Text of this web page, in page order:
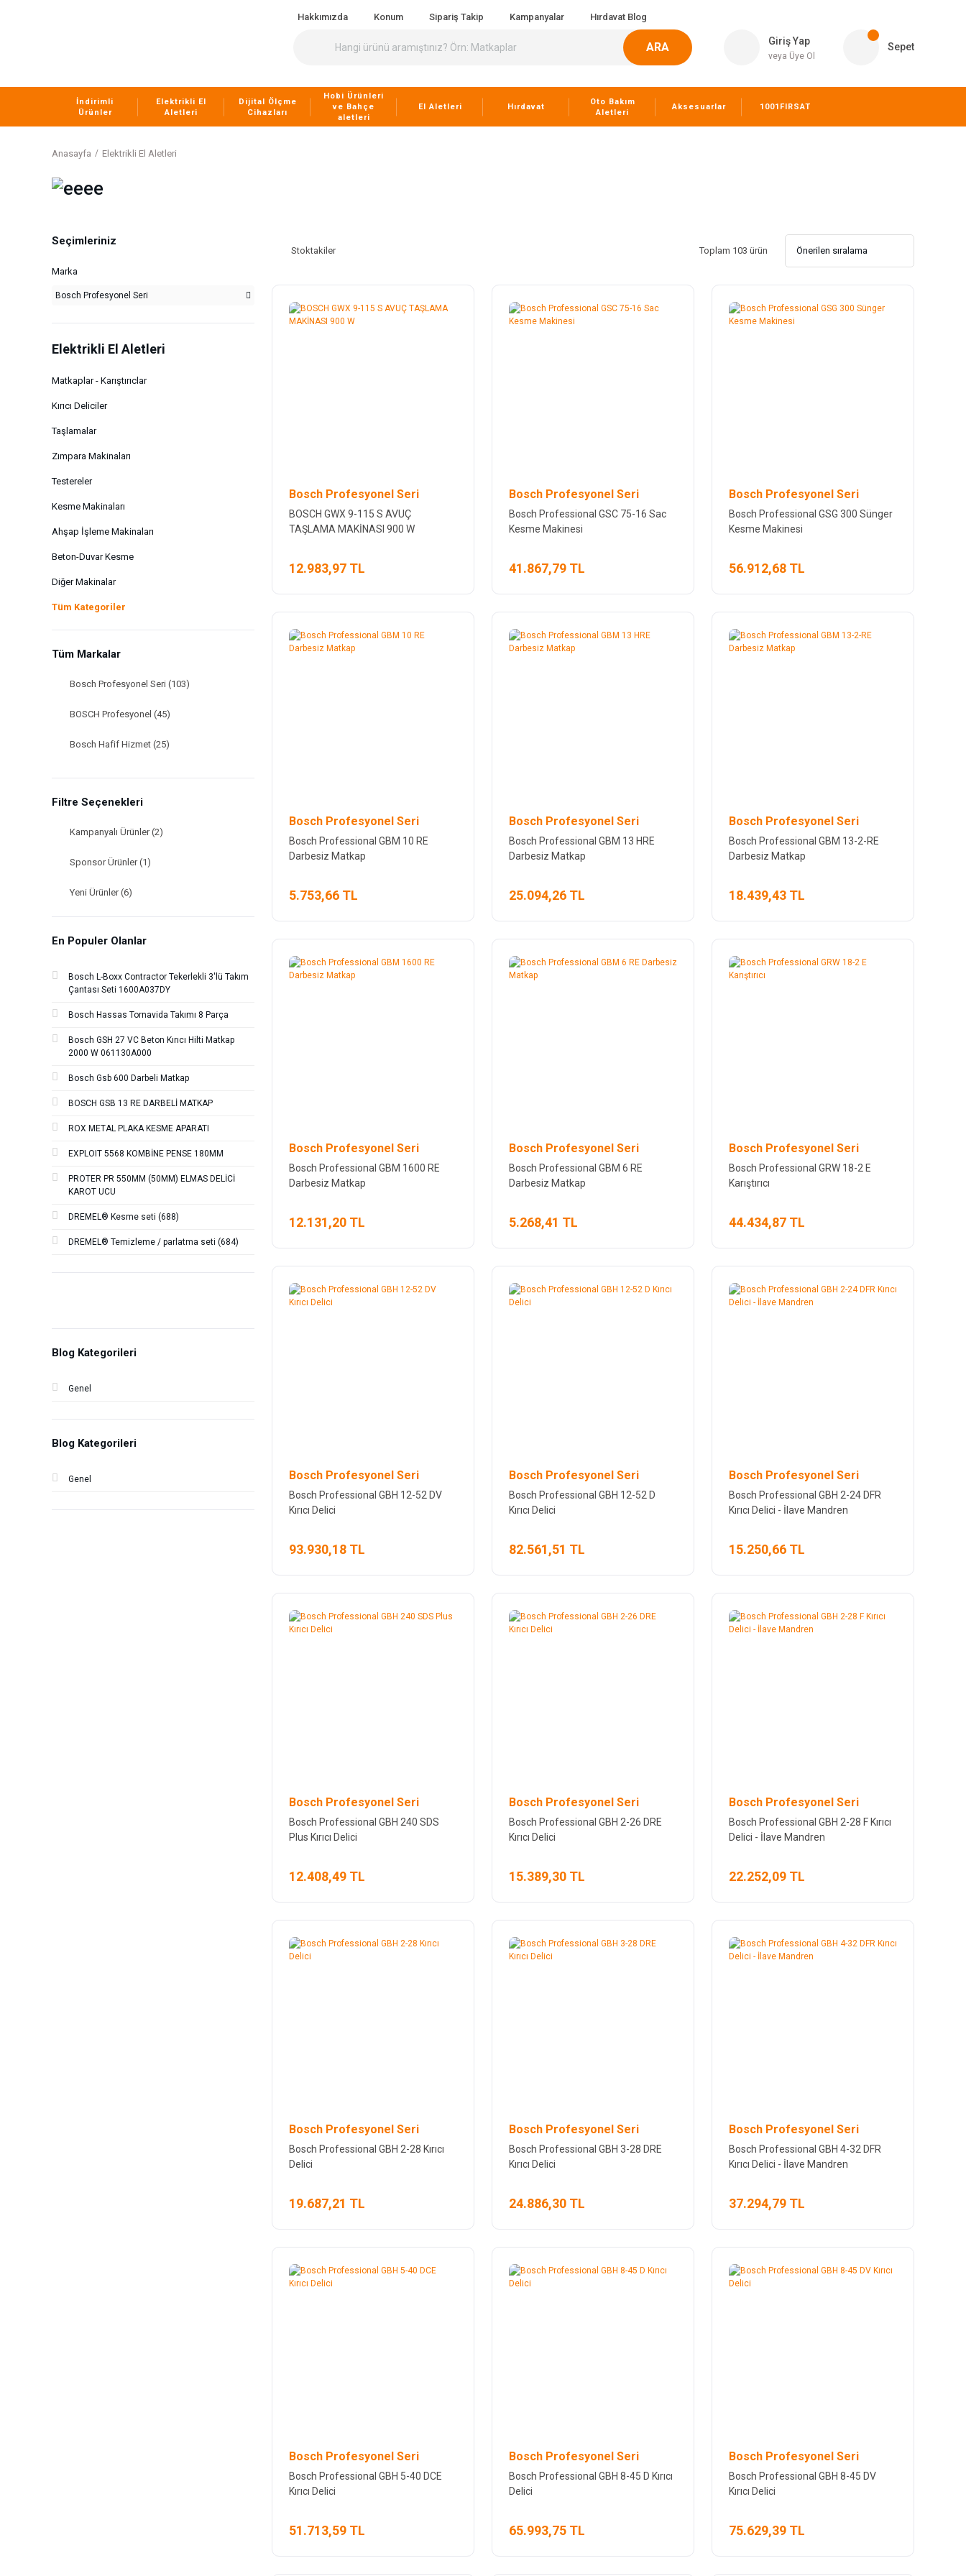
Hakkımızda Konum Sipariş Takip Kampanyalar Hırdavat Blog
ARA Giriş Yap
veya Üye Ol
Sepet
İndirimli
Ürünler
Elektrikli El
Aletleri
Dijital Ölçme
Cihazları
Hobi Ürünleri
ve Bahçe
aletleri
El Aletleri Hırdavat
Oto Bakım
Aletleri
Aksesuarlar 1001FIRSAT
Anasayfa Elektrikli El Aletleri
Seçimleriniz
Marka
Bosch Profesyonel Seri
Elektrikli El Aletleri
Matkaplar - Karıştırıclar
Kırıcı Deliciler
Taşlamalar
Zımpara Makinaları
Testereler
Kesme Makinaları
Ahşap İşleme Makinaları
Beton-Duvar Kesme
Diğer Makinalar
Tüm Kategoriler
Tüm Markalar
Bosch Profesyonel Seri (103)
BOSCH Profesyonel (45)
Bosch Hafif Hizmet (25)
Bosch Aksesuarlar (22)
Bosch Ölçme Aletleri (16)
BOSCH (6)
Diğer (5)
osaka (3)
STANLEY (3)
Bosch Bahçe Aletleri (1)
Filtre Seçenekleri
Kampanyalı Ürünler (2)
Sponsor Ürünler (1)
Yeni Ürünler (6)
En Populer Olanlar
Bosch L-Boxx Contractor Tekerlekli 3'lü Takım
Çantası Seti 1600A037DY
Bosch Hassas Tornavida Takımı 8 Parça
Bosch GSH 27 VC Beton Kırıcı Hilti Matkap
2000 W 061130A000
Bosch Gsb 600 Darbeli Matkap
BOSCH GSB 13 RE DARBELİ MATKAP
ROX METAL PLAKA KESME APARATI
EXPLOIT 5568 KOMBİNE PENSE 180MM
PROTER PR 550MM (50MM) ELMAS DELİCİ
KAROT UCU
DREMEL® Kesme seti (688)
DREMEL® Temizleme / parlatma seti (684)
Blog Kategorileri
Genel
Blog Kategorileri
Genel
Stoktakiler Toplam 103 ürün
Bosch Profesyonel Seri
BOSCH GWX 9-115 S AVUÇ
TAŞLAMA MAKİNASI 900 W
12.983,97 TL
Bosch Profesyonel Seri
Bosch Professional GSC 75-16 Sac
Kesme Makinesi
41.867,79 TL
Bosch Profesyonel Seri
Bosch Professional GSG 300 Sünger
Kesme Makinesi
56.912,68 TL
Bosch Profesyonel Seri
Bosch Professional GBM 10 RE
Darbesiz Matkap
5.753,66 TL
Bosch Profesyonel Seri
Bosch Professional GBM 13 HRE
Darbesiz Matkap
25.094,26 TL
Bosch Profesyonel Seri
Bosch Professional GBM 13-2-RE
Darbesiz Matkap
18.439,43 TL
Bosch Profesyonel Seri
Bosch Professional GBM 1600 RE
Darbesiz Matkap
12.131,20 TL
Bosch Profesyonel Seri
Bosch Professional GBM 6 RE
Darbesiz Matkap
5.268,41 TL
Bosch Profesyonel Seri
Bosch Professional GRW 18-2 E
Karıştırıcı
44.434,87 TL
Bosch Profesyonel Seri
Bosch Professional GBH 12-52 DV
Kırıcı Delici
93.930,18 TL
Bosch Profesyonel Seri
Bosch Professional GBH 12-52 D
Kırıcı Delici
82.561,51 TL
Bosch Profesyonel Seri
Bosch Professional GBH 2-24 DFR
Kırıcı Delici - İlave Mandren
15.250,66 TL
Bosch Profesyonel Seri
Bosch Professional GBH 240 SDS
Plus Kırıcı Delici
12.408,49 TL
Bosch Profesyonel Seri
Bosch Professional GBH 2-26 DRE
Kırıcı Delici
15.389,30 TL
Bosch Profesyonel Seri
Bosch Professional GBH 2-28 F Kırıcı
Delici - İlave Mandren
22.252,09 TL
Bosch Profesyonel Seri
Bosch Professional GBH 2-28 Kırıcı
Delici
19.687,21 TL
Bosch Profesyonel Seri
Bosch Professional GBH 3-28 DRE
Kırıcı Delici
24.886,30 TL
Bosch Profesyonel Seri
Bosch Professional GBH 4-32 DFR
Kırıcı Delici - İlave Mandren
37.294,79 TL
Bosch Profesyonel Seri
Bosch Professional GBH 5-40 DCE
Kırıcı Delici
51.713,59 TL
Bosch Profesyonel Seri
Bosch Professional GBH 8-45 D Kırıcı
Delici
65.993,75 TL
Bosch Profesyonel Seri
Bosch Professional GBH 8-45 DV
Kırıcı Delici
75.629,39 TL